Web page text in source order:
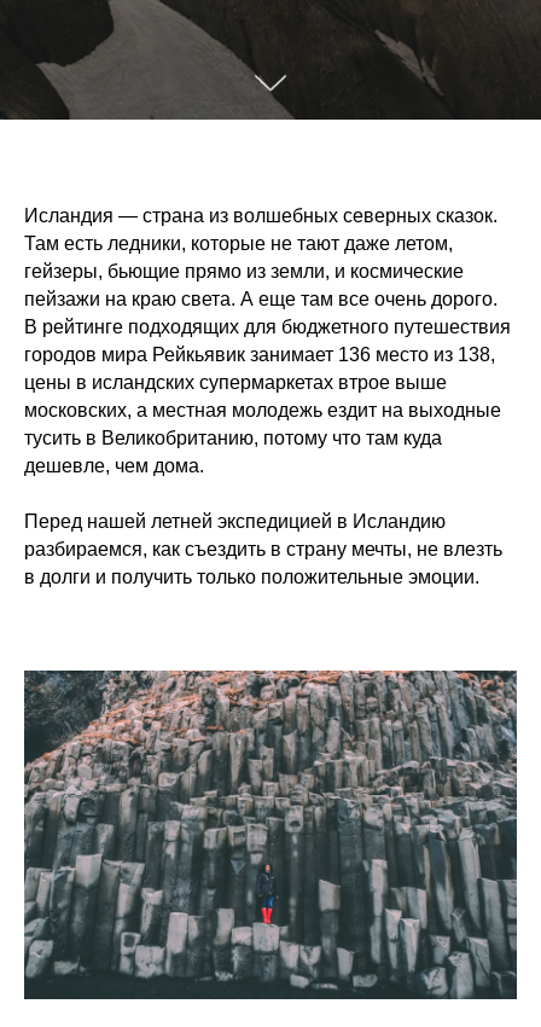
Исландия — страна из волшебных северных сказок.
Там есть ледники, которые не тают даже летом,
гейзеры, бьющие прямо из земли, и космические
пейзажи на краю света. А еще там все очень дорого.
В рейтинге подходящих для бюджетного путешествия
городов мира Рейкьявик занимает 136 место из 138,
цены в исландских супермаркетах втрое выше
московских, а местная молодежь ездит на выходные
тусить в Великобританию, потому что там куда
дешевле, чем дома.
Перед нашей летней экспедицией в Исландию
разбираемся, как съездить в страну мечты, не влезть
в долги и получить только положительные эмоции.